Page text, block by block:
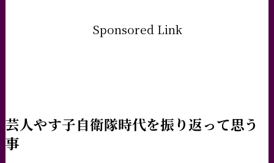
Sponsored Link
芸人やす子自衛隊時代を振り返って思う
事